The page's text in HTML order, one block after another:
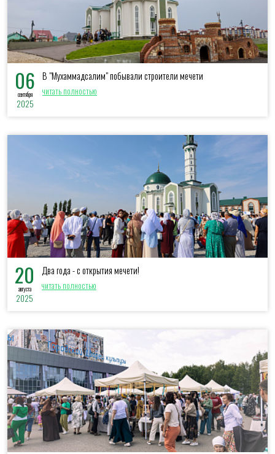
06
сентября
2025
В "Мухаммадсалим" побывали строители мечети
читать полностью
20
августа
2025
Два года - с открытия мечети!
читать полностью